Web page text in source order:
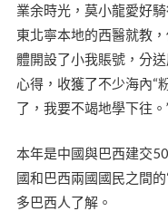
業余時光，莫小龍愛好
東北寧本地的西醫就教
體開設了小我賬號，分
心得，收獲了不少海內“
了，我要不竭地學下往。
本年是中國與巴西建交
國和巴西兩國國民之間
多巴西人了解。